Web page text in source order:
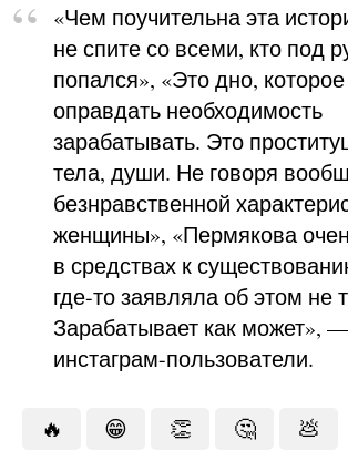
«Чем поучительна эта
не спите со всеми, кто под
попался», «Это дно,
оправдать необходимость
зарабатывать. Это
тела, души. Не говоря
безнравственной
женщины», «Пермякова
в средствах к
где-то заявляла об этом не
Зарабатывает как может»,
инстаграм-пользователи.
🔥 😁 👏 🤔 💩